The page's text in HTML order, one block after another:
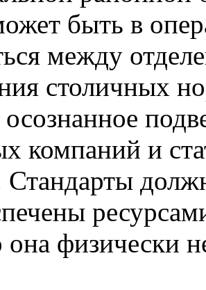
быть в
между
столичных
осознанное
компаний и
она физически